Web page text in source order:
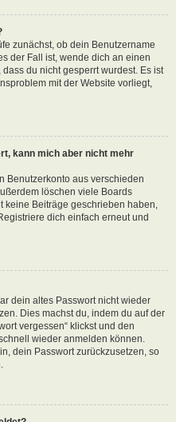
zunächst, ob dein Benutzername
der Fall ist, wende dich an einen
du nicht gesperrt wurdest. Es ist
mit der Website vorliegt,
kann mich aber nicht mehr
Benutzerkonto aus verschieden
löschen viele Boards
Beiträge geschrieben haben,
dich einfach erneut und
dein altes Passwort nicht wieder
Dies machst du, indem du auf der
vergessen“ klickst und den
wieder anmelden können.
dein Passwort zurückzusetzen, so